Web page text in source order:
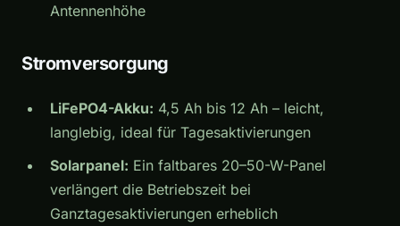
Antennenhöhe
Stromversorgung
LiFePO4-Akku: 4,5 Ah bis 12 Ah – leicht,
langlebig, ideal für Tagesaktivierungen
Solarpanel: Ein faltbares 20–50-W-Panel
verlängert die Betriebszeit bei
Ganztagesaktivierungen erheblich